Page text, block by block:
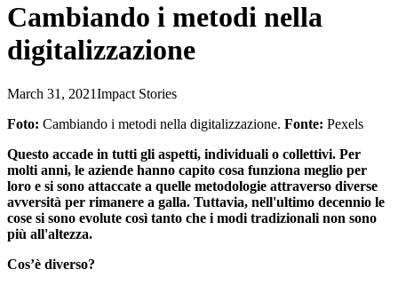
Cambiando i metodi nella
digitalizzazione
March 31, 2021Impact Stories
Foto: Cambiando i metodi nella digitalizzazione. Fonte: Pexels
Questo accade in tutti gli aspetti, individuali o collettivi. Per
molti anni, le aziende hanno capito cosa funziona meglio per
loro e si sono attaccate a quelle metodologie attraverso diverse
avversità per rimanere a galla. Tuttavia, nell'ultimo decennio le
cose si sono evolute così tanto che i modi tradizionali non sono
più all'altezza.
Cos’è diverso?